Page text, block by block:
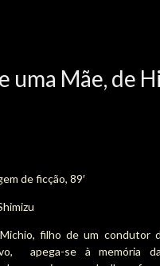
uma Mãe, de
de ficção, 89′
filho de um condutor
apega-se à memória